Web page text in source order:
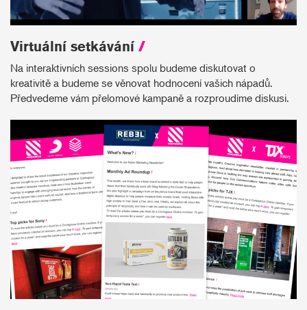
Virtuální setkávání/
Na interaktivních sessions spolu budeme diskutovat o
kreativitě a budeme se věnovat hodnocení vašich nápadů.
Předvedeme vám přelomové kampaně a rozproudíme diskusi.